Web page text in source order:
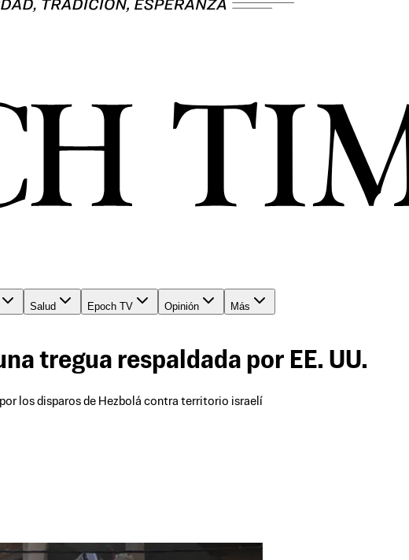
Salud Epoch TV Opinión
Más
tregua respaldada por EE. UU.
los disparos de Hezbolá contra territorio israelí